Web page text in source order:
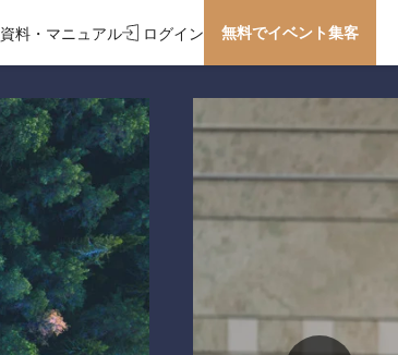
資料・マニュアル ログイン 無料でイベント集客